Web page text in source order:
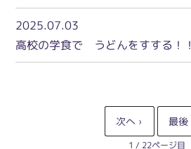
2025.07.03
高校の学食で うどんをすする！！
1 / 22